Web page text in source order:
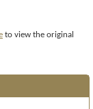
to view the original